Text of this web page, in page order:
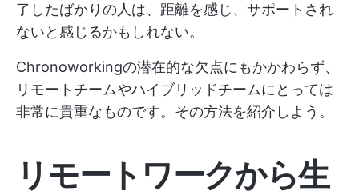
了したばかりの人は、距離を感じ、サポートされ
ないと感じるかもしれない。
Chronoworkingの潜在的な欠点にもかかわらず、
リモートチームやハイブリッドチームにとっては
非常に貴重なものです。その方法を紹介しよう。
リモートワークから生